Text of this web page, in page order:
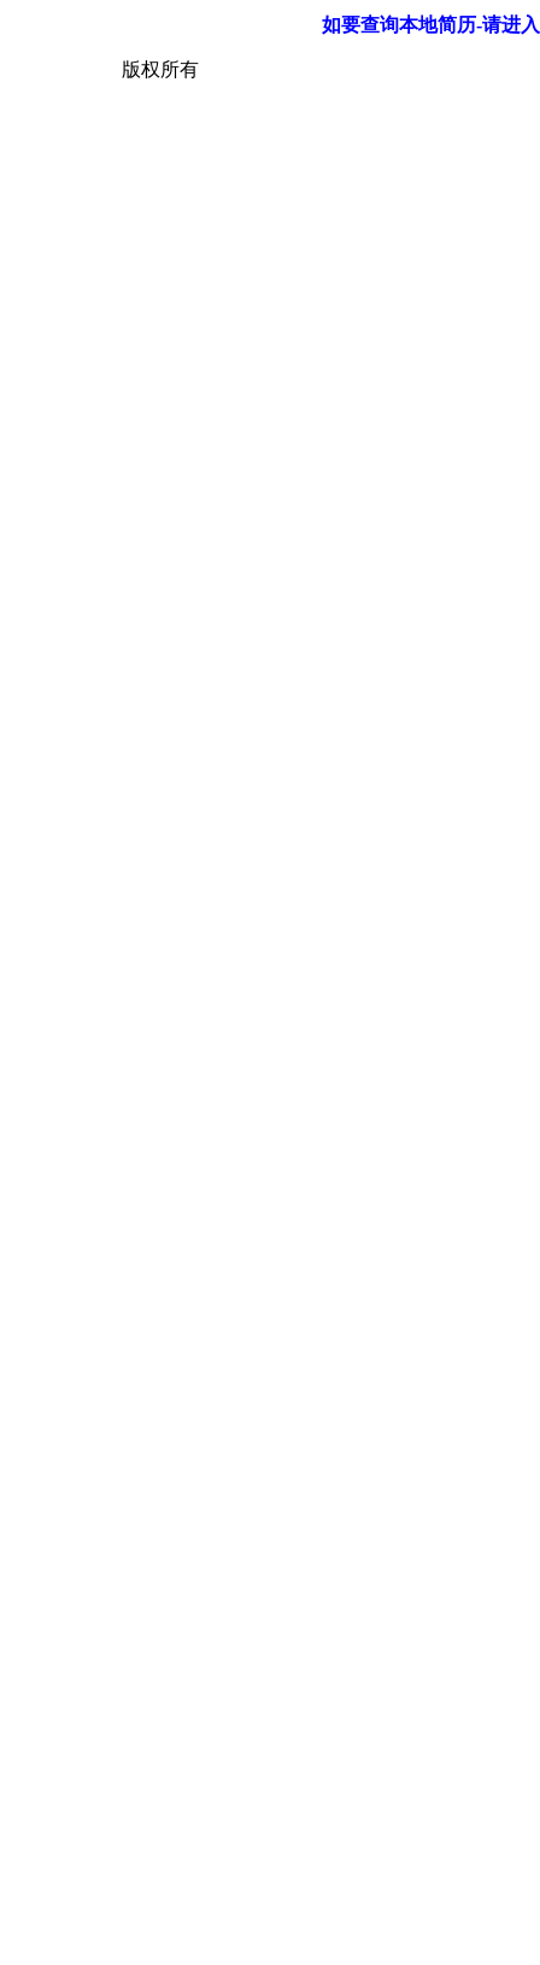
如要查询本地简历-请进
版权所有